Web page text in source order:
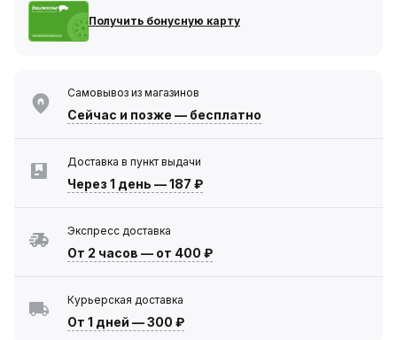
Получить бонусную карту
Самовывоз из магазинов
Сейчас и позже — бесплатно
Доставка в пункт выдачи
Через 1 день —187 ₽
Экспресс доставка
От 2 часов — от 400 ₽
Курьерская доставка
От 1 дней —300 ₽